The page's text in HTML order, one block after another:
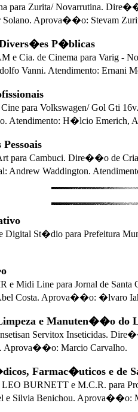
para Zurita/ Novarrutina.
Solano. Aprova��o: Stevam
P�blicas
e Cia. de Cinema para Varig
Vanni. Atendimento: Ernani
para Volkswagen/ Gol Gti
H�lcio Emerich,
para Cambuci. Dire��o de
Waddington.
St�dio para Prefeitura
e Midi Line para Jornal de
Costa. Aprova��o: �lvaro
e Manuten��o do
Insetisan Servitox Inseticidas.
Aprova��o: Marcio Carvalho.
Farmac�uticos e de
BURNETT e M.C.R. para
e Silvia Benichou. Aprova��o: